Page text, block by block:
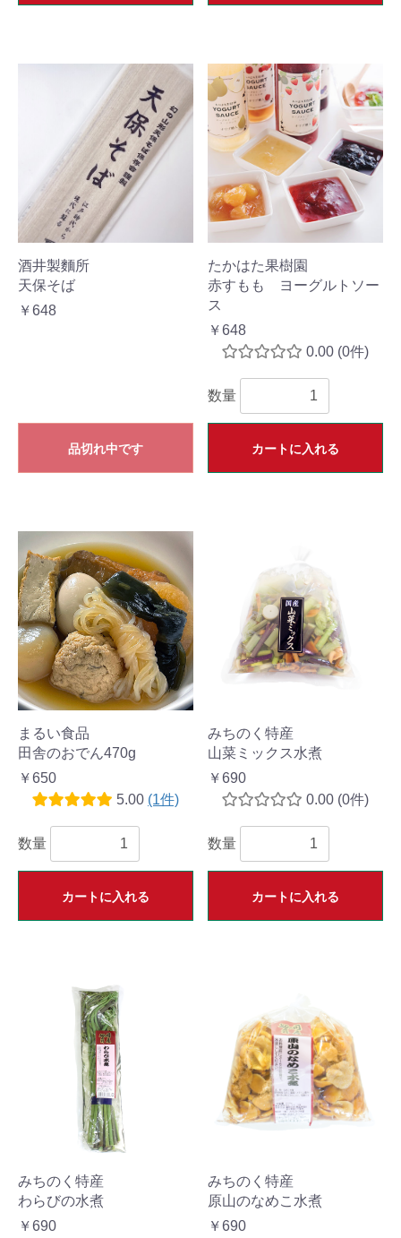
酒井製麵所
天保そば
￥648
品切れ中です
たかはた果樹園
赤すもも ヨーグルトソー
ス
￥648
0.00 (0件)
数量
カートに入れる
まるい食品
田舎のおでん470g
￥650
5.00 (1件)
数量
カートに入れる
みちのく特産
山菜ミックス水煮
￥690
0.00 (0件)
数量
カートに入れる
みちのく特産
わらびの水煮
￥690
みちのく特産
原山のなめこ水煮
￥690